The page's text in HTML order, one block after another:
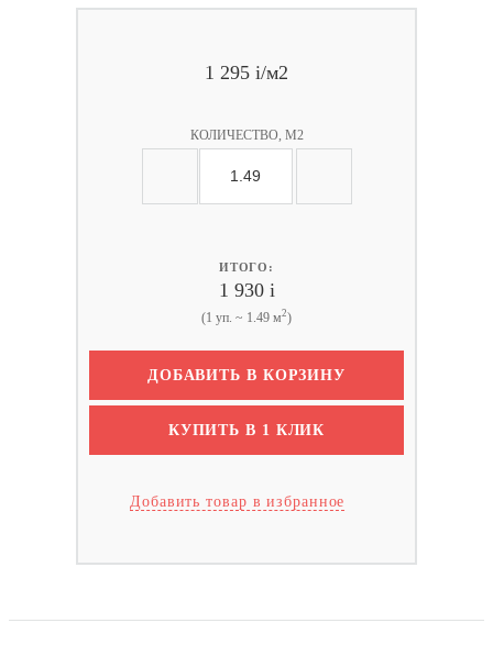
1 295 i/м2
КОЛИЧЕСТВО, М2
ИТОГО:
1 930 i
(1 уп. ~ 1.49 м2)
ДОБАВИТЬ В КОРЗИНУ
КУПИТЬ В 1 КЛИК
Добавить товар в избранное